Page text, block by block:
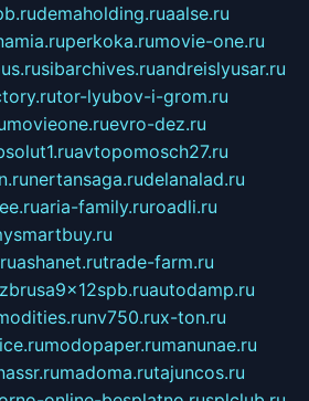
demaholding.ruaalse.ru
perkoka.rumovie-one.ru
sibarchives.ruandreislyusar.ru
tor-lyubov-i-grom.ru
movieone.ruevro-dez.ru
avtopomosch27.ru
nertansaga.rudelanalad.ru
aria-family.ruroadli.ru
ashanet.rutrade-farm.ru
autodamp.ru
nv750.rux-ton.ru
modopaper.rumanunae.ru
madoma.rutajuncos.ru